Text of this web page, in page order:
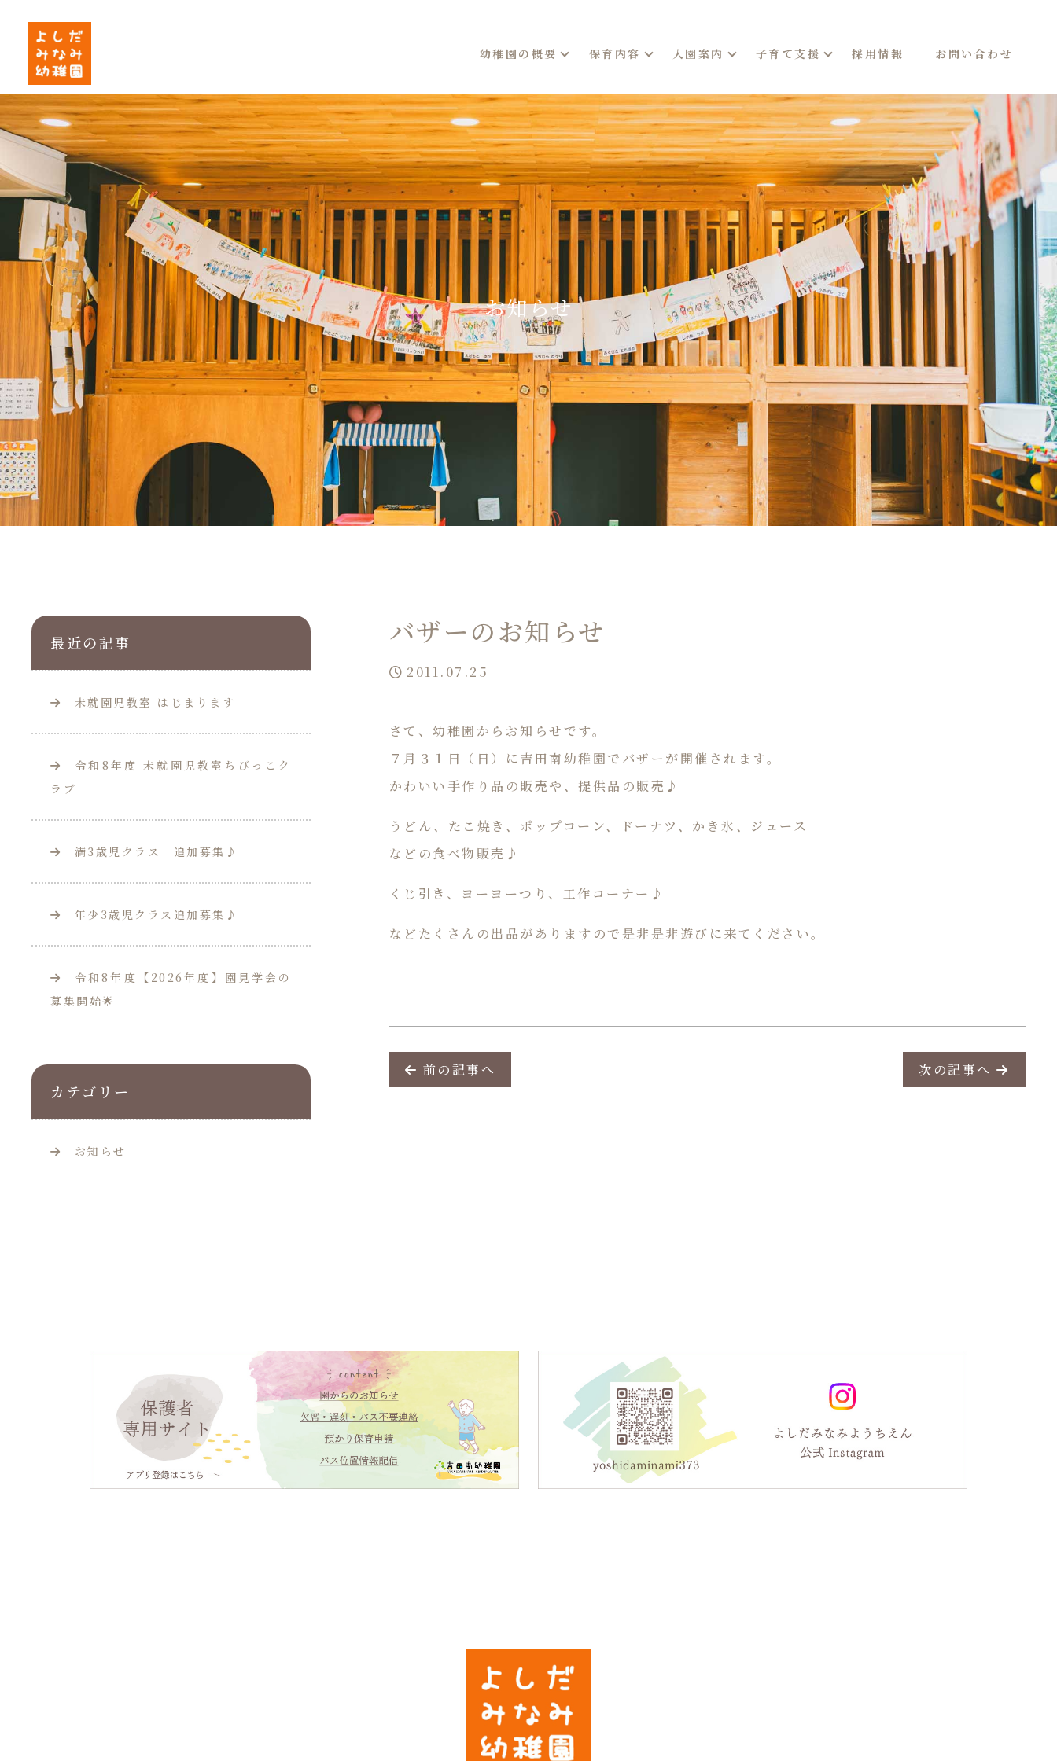
幼稚園の概要 保育内容 入園案内 子育て支援 採用情報 お問い合わせ
お知らせ
バザーのお知らせ
2011.07.25
さて、幼稚園からお知らせです。
７月３１日（日）に吉田南幼稚園でバザーが開催されます。
かわいい手作り品の販売や、提供品の販売♪
うどん、たこ焼き、ポップコーン、ドーナツ、かき氷、ジュース
などの食べ物販売♪
くじ引き、ヨーヨーつり、工作コーナー♪
などたくさんの出品がありますので是非是非遊びに来てください。
前の記事へ 次の記事へ
最近の記事
未就園児教室 はじまります
令和8年度 未就園児教室ちびっこク
ラブ
満3歳児クラス 追加募集♪
年少3歳児クラス追加募集♪
令和8年度【2026年度】園見学会の
募集開始🌟
カテゴリー
お知らせ